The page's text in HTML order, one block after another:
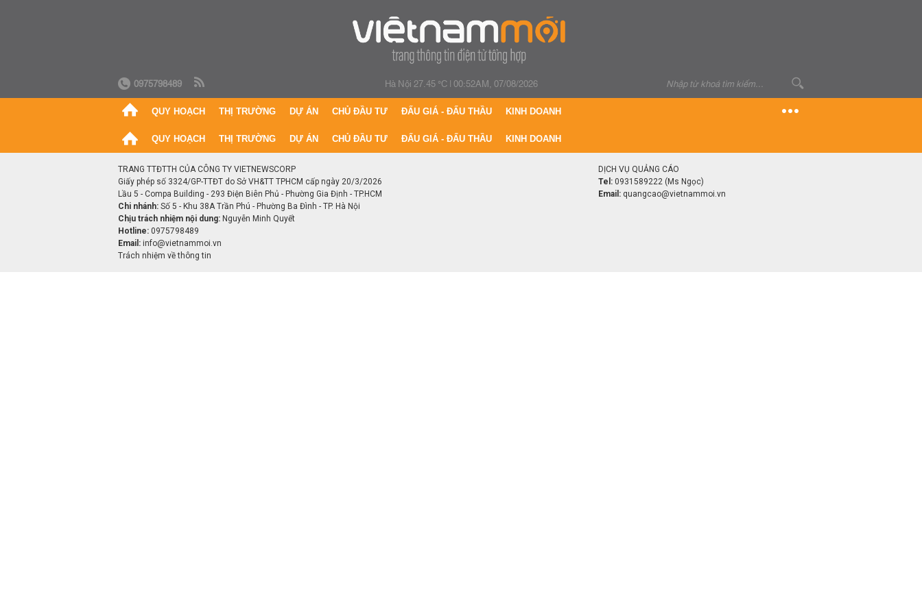
0975798489 Hà Nội 27.45 °C|00:52AM, 07/08/2026
QUY HOẠCH THỊ TRƯỜNG DỰ ÁN CHỦ ĐẦU TƯ ĐẤU GIÁ - ĐẤU THẦU KINH DOANH
QUY HOẠCH THỊ TRƯỜNG DỰ ÁN CHỦ ĐẦU TƯ ĐẤU GIÁ - ĐẤU THẦU KINH DOANH
TRANG TTĐTTH CỦA CÔNG TY VIETNEWSCORP
Giấy phép số 3324/GP-TTĐT do Sở VH&TT TPHCM cấp ngày 20/3/2026
Lầu 5 - Compa Building - 293 Điện Biên Phủ - Phường Gia Định - TP.HCM
Chi nhánh: Số 5 - Khu 38A Trần Phú - Phường Ba Đình - TP. Hà Nội
Chịu trách nhiệm nội dung: Nguyễn Minh Quyết
Hotline: 0975798489
Email: info@vietnammoi.vn
Trách nhiệm về thông tin
DỊCH VỤ QUẢNG CÁO
Tel: 0931589222 (Ms Ngọc)
Email: quangcao@vietnammoi.vn